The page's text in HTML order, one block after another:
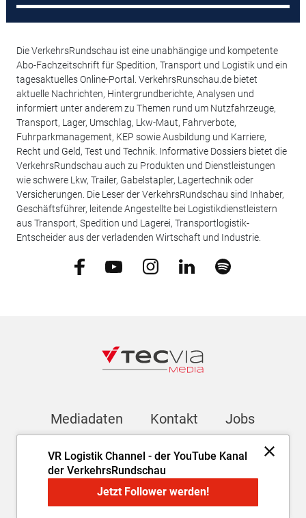
VR Logistik Channel - der YouTube Kanal
der VerkehrsRundschau
Jetzt Follower werden!
Die VerkehrsRundschau ist eine unabhängige und kompetente
Abo-Fachzeitschrift für Spedition, Transport und Logistik und ein
tagesaktuelles Online-Portal. VerkehrsRunschau.de bietet
aktuelle Nachrichten, Hintergrundberichte, Analysen und
informiert unter anderem zu Themen rund um Nutzfahrzeuge,
Transport, Lager, Umschlag, Lkw-Maut, Fahrverbote,
Fuhrparkmanagement, KEP sowie Ausbildung und Karriere,
Recht und Geld, Test und Technik. Informative Dossiers bietet die
VerkehrsRundschau auch zu Produkten und Dienstleistungen
wie schwere Lkw, Trailer, Gabelstapler, Lagertechnik oder
Versicherungen. Die Leser der VerkehrsRundschau sind Inhaber,
Geschäftsführer, leitende Angestellte bei Logistikdienstleistern
aus Transport, Spedition und Lagerei, Transportlogistik-
Entscheider aus der verladenden Wirtschaft und Industrie.
Mediadaten Kontakt Jobs
Newsletter